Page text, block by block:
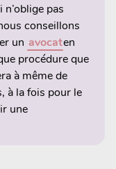
pas
conseillons
un avocaten
procédure que
à même de
à la fois pour le
une